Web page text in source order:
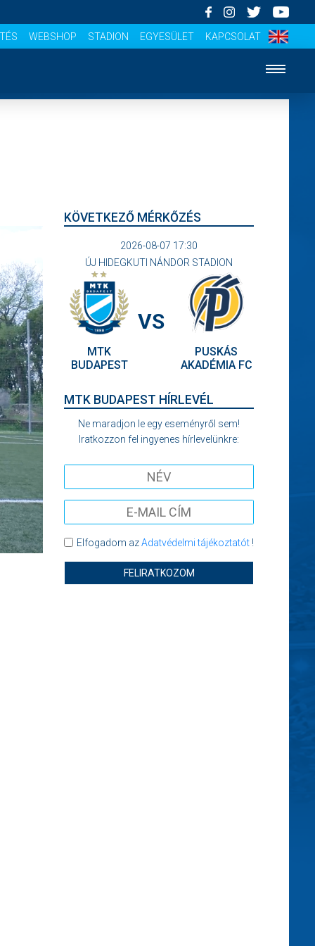
WEBSHOP STADION EGYESÜLET KAPCSOLAT
KÖVETKEZŐ MÉRKŐZÉS
2026-08-07 17:30
ÚJ HIDEGKUTI NÁNDOR STADION
MTK
BUDAPEST
VS
PUSKÁS
AKADÉMIA FC
MTK BUDAPEST HÍRLEVÉL
Ne maradjon le egy eseményről sem!
Iratkozzon fel ingyenes hírlevelünkre:
Elfogadom azAdatvédelmi tájékoztatót!
FELIRATKOZOM